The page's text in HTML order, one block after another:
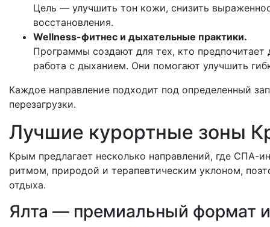
Цель — улучшить тон кожи, снизить
восстановления.
Wellness-фитнес и дыхательные практики.
Программы создают для тех, кто
работа с дыханием. Они помогают улучшить
Каждое направление подходит под определенный
перезагрузки.
Лучшие курортные зоны
Крым предлагает несколько направлений, где СПА-
ритмом, природой и терапевтическим уклоном,
отдыха.
Ялта — премиальный формат